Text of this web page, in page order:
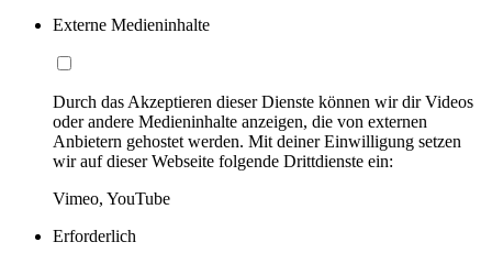
Externe Medieninhalte
Durch das Akzeptieren dieser Dienste können wir dir Videos
oder andere Medieninhalte anzeigen, die von externen
Anbietern gehostet werden. Mit deiner Einwilligung setzen
wir auf dieser Webseite folgende Drittdienste ein:
Vimeo, YouTube
Erforderlich